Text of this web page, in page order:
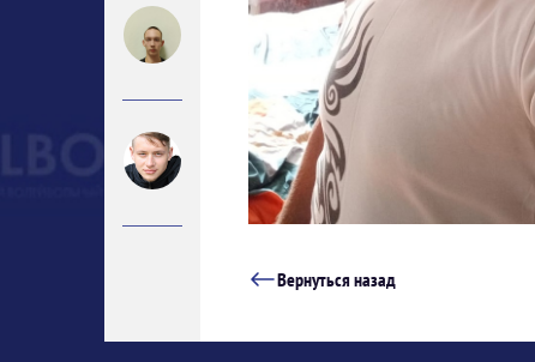
Вернуться назад